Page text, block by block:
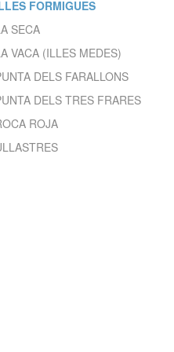
FORMIGUES
SECA
VACA (ILLES MEDES)
DELS FARALLONS
DELS TRES FRARES
ROJA
este
de
de uso